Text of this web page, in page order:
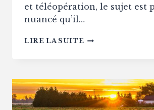
et téléopération, le sujet est
nuancé qu’il…
LIRE LA SUITE EDF
LA
POSSIBILITÉ
DE